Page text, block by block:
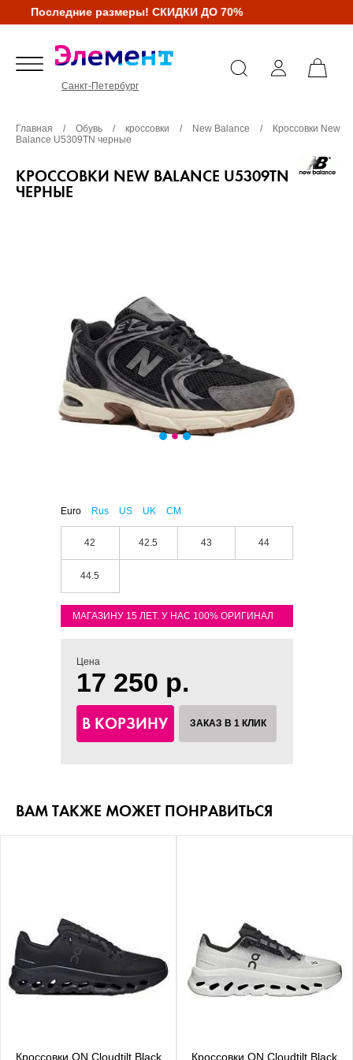
Последние размеры! СКИДКИ ДО 70%
Санкт-Петербург
Главная / Обувь / кроссовки / New Balance /
Кроссовки New
Balance U5309TN черные
КРОССОВКИ NEW BALANCE U5309TN
ЧЕРНЫЕ
Euro Rus US UK CM
42 42.5 43 44
44.5
МАГАЗИНУ 15 ЛЕТ. У НАС 100% ОРИГИНАЛ
Цена
17 250 р.
В КОРЗИНУ ЗАКАЗ В 1 КЛИК
ВАМ ТАКЖЕ МОЖЕТ ПОНРАВИТЬСЯ
Кроссовки ON Cloudtilt Black Кроссовки ON Cloudtilt Black